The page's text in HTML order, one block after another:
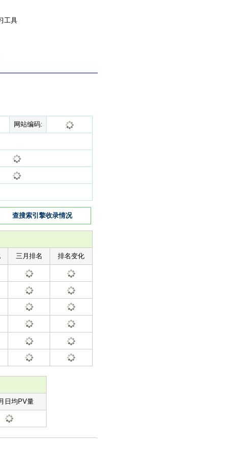
工具
网站编码:
查搜索引擎收录情况
三月排名 排名变化
日均PV量